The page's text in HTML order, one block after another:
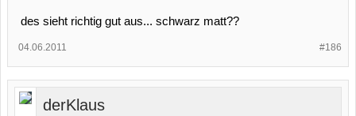
des sieht richtig gut aus... schwarz matt??
#186
04.06.2011
derKlaus